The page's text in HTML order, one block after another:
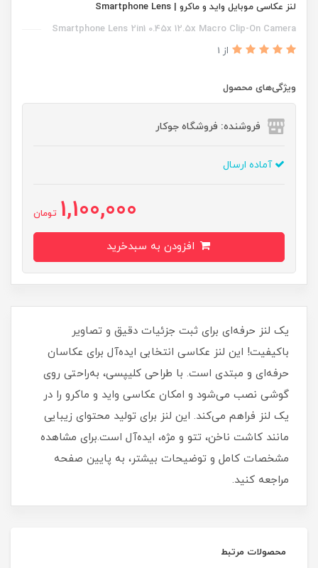
لنز عکاسی موبایل واید و ماکرو | Smartphone Lens
Smartphone Lens 2in1 0.45x 12.5x Macro Clip-On Camera
از 1
ویژگی‌های محصول
فروشنده: فروشگاه جوکار
آماده ارسال
1,100,000 تومان
یک لنز حرفه‌ای برای ثبت جزئیات دقیق و تصاویر
باکیفیت! این لنز عکاسی انتخابی ایده‌آل برای عکاسان
حرفه‌ای و مبتدی است. با طراحی کلیپسی، به‌راحتی روی
گوشی نصب می‌شود و امکان عکاسی واید و ماکرو را در
یک لنز فراهم می‌کند. این لنز برای تولید محتوای زیبایی
مانند کاشت ناخن، تتو و مژه، ایده‌آل است.برای مشاهده
مشخصات کامل و توضیحات بیشتر، به پایین صفحه
مراجعه کنید.
محصولات مرتبط